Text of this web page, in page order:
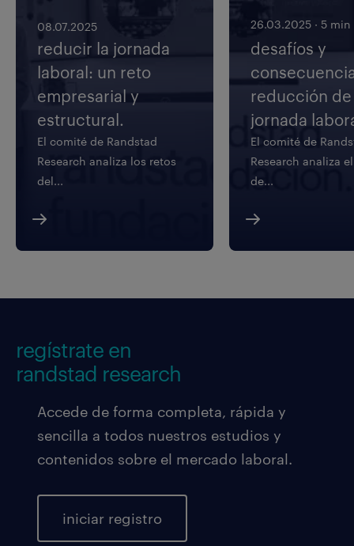
08.07.2025
reducir la jornada
laboral: un reto
empresarial y
estructural.
El comité de Randstad
Research analiza los retos
del...
26.03.2025 · 5 min
desafíos y
reducción de
jornada
El comité de
Research analiza
de...
regístrate en
randstad research
Accede de forma completa, rápida y
sencilla a todos nuestros estudios y
contenidos sobre el mercado laboral.
iniciar registro